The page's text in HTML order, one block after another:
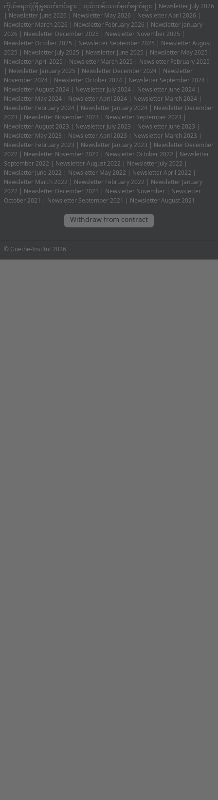
ကိုယ်ရေးလုံခြုံမှုဆက်တင်များ | စည်းကမ်းသတ်မှတ်ချက်များ | Newsletter July 2026
| Newsletter June 2026 | Newsletter May 2026 | Newsletter April 2026 |
Newsletter March 2026 | Newsletter February 2026 | Newsletter January
2026 | Newsletter December 2025 | Newsletter November 2025 |
Newsletter October 2025 | Newsletter September 2025 | Newsletter August
2025 | Newsletter July 2025 | Newsletter June 2025 | Newsletter May 2025 |
Newsletter April 2025 | Newsletter March 2025 | Newsletter February 2025
| Newsletter January 2025 | Newsletter December 2024 | Newsletter
November 2024 | Newsletter October 2024 | Newsletter September 2024 |
Newsletter August 2024 | Newsletter July 2024 | Newsletter June 2024 |
Newsletter May 2024 | Newsletter April 2024 | Newsletter March 2024 |
Newsletter February 2024 | Newsletter January 2024 | Newsletter December
2023 | Newsletter November 2023 | Newsletter September 2023 |
Newsletter August 2023 | Newsletter July 2023 | Newsletter June 2023 |
Newsletter May 2023 | Newsletter April 2023 | Newsletter March 2023 |
Newsletter February 2023 | Newsletter January 2023 | Newsletter December
2022 | Newsletter November 2022 | Newsletter October 2022 | Newsletter
September 2022 | Newsletter August 2022 | Newsletter July 2022 |
Newsletter June 2022 | Newsletter May 2022 | Newsletter April 2022 |
Newsletter March 2022 | Newsletter February 2022 | Newsletter January
2022 | Newsletter December 2021 | Newsletter November | Newsletter
October 2021 | Newsletter September 2021 | Newsletter August 2021
Withdraw from contract
© Goethe-Institut 2026